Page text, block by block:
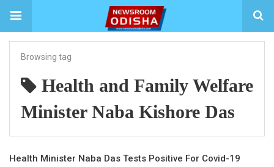
Browsing tag
Health and Family Welfare
Minister Naba Kishore Das
Health Minister Naba Das Tests Positive For Covid-19